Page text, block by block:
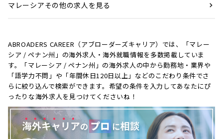
マレーシアその他の求人を見る
ABROADERS CAREER（アブローダーズキャリア）では、「マレー
シア / ペナン州」の海外求人・海外就職情報を多数掲載していま
す。「マレーシア / ペナン州」の海外求人の中から勤務地・業界や
「語学力不問」や「年間休日120日以上」などのこだわり条件でさ
らに絞り込んで検索ができます。希望の条件を入力してあなたにぴ
ったりな海外求人を見つけてくださいね！